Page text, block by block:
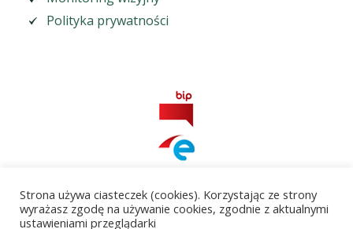
Polityka prywatności
Strona używa ciasteczek (cookies). Korzystając ze strony
wyrażasz zgodę na używanie cookies, zgodnie z aktualnymi
ustawieniami przeglądarki